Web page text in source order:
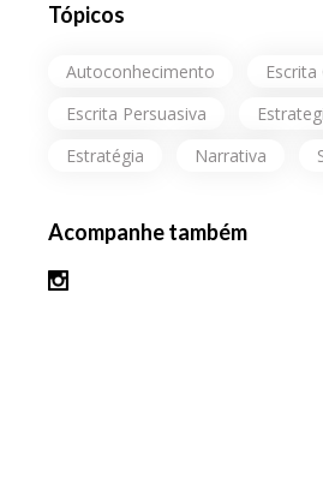
Tópicos
Autoconhecimento
Escrita
Escrita Persuasiva
Estratégia
Narrativa
Acompanhe também